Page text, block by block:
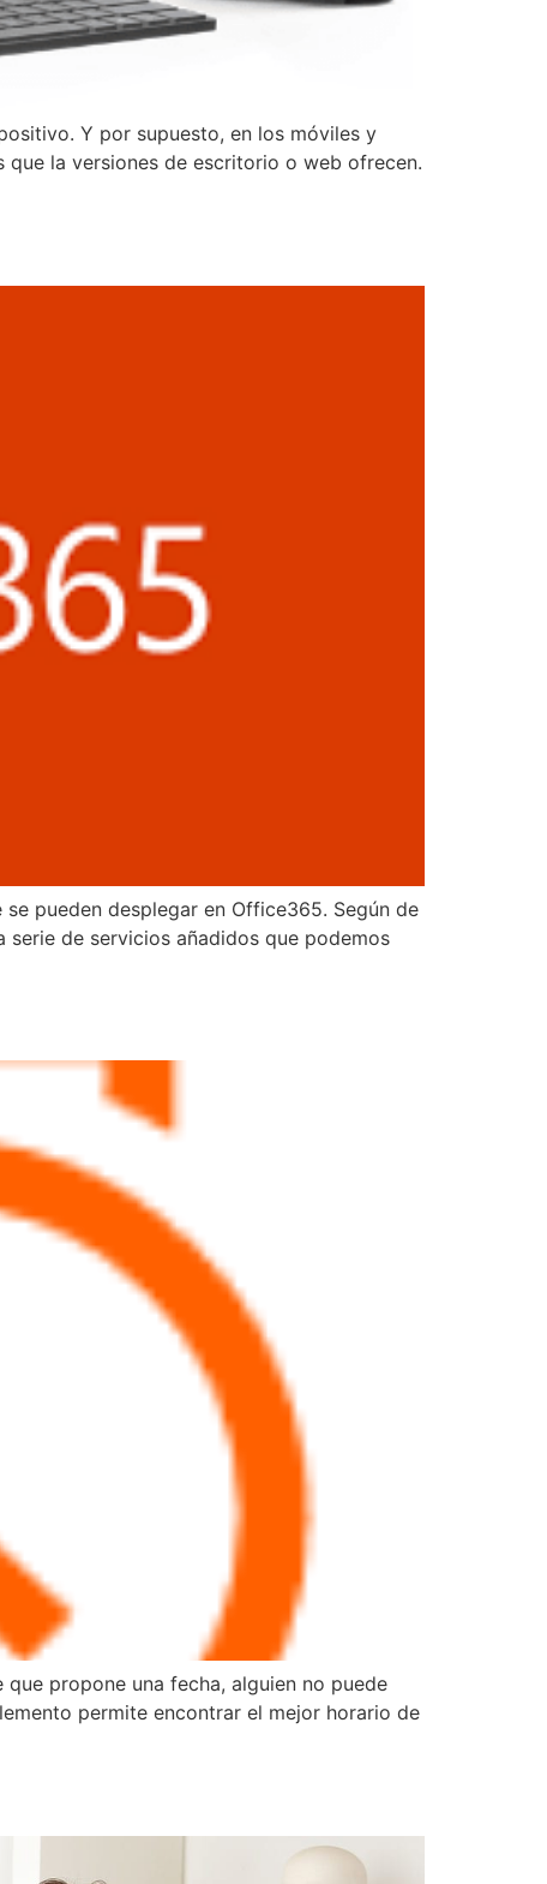
Y por supuesto, en los móviles y
la versiones de escritorio o web ofrecen.
pueden desplegar en Office365. Según de
de servicios añadidos que podemos
propone una fecha, alguien no puede
permite encontrar el mejor horario de